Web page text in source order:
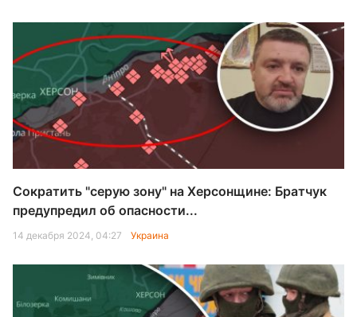
Сократить "серую зону" на Херсонщине: Братчук
предупредил об опасности...
14 декабря 2024, 04:27 Украина